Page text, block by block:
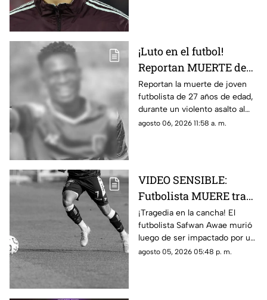
¡Luto en el futbol!
Reportan MUERTE de
famoso FUTBOLISTA a
los 27 años durante
ASALTO; esto se sabe
Reportan la muerte de joven
futbolista de 27 años de edad,
durante un violento asalto al
que se resistió, te damos los
agosto 06, 2026 11:58 a. m.
VIDEO SENSIBLE:
Futbolista MUERE tras
ser impactado por un
rayo en pleno partido;
así ocurrió
¡Tragedia en la cancha! El
futbolista Safwan Awae murió
luego de ser impactado por un
rayo. Conoce los detalles.
agosto 05, 2026 05:48 p. m.